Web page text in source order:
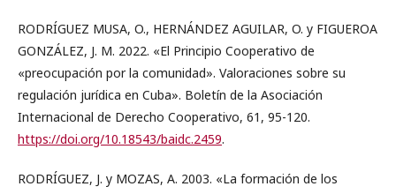
RODRÍGUEZ MUSA, O., HERNÁNDEZ AGUILAR, O. y FIGUEROA
GONZÁLEZ, J. M. 2022. «El Principio Cooperativo de
«preocupación por la comunidad». Valoraciones sobre su
regulación jurídica en Cuba». Boletín de la Asociación
Internacional de Derecho Cooperativo, 61, 95-120.
https://doi.org/10.18543/baidc.2459.
RODRÍGUEZ, J. y MOZAS, A. 2003. «La formación de los